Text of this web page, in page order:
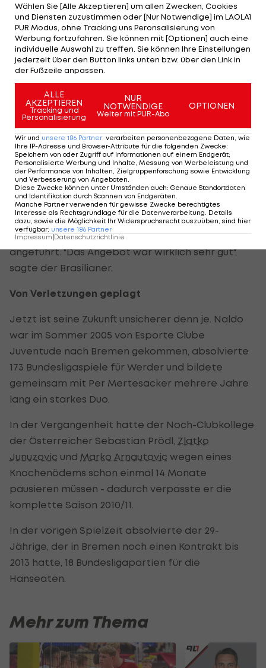
Der ärztliche Befund bei Naldo war für ihn kein
Riesenschock. "Nein, ich bin nicht überrascht",
erklärte der Bremer Clubchef im Trainingslager in
Zell am Ziller. "Wenn man einen 29-jährigen Spieler
hinzu.
Noch am Vortag hatte er erklärt, dass er den
Vertrag mit Naldo gerne verlängert hätte. "Aber
mit dem Angebot von Wolfsburg konnten wir
nicht konkurrieren", erläuterte der Werder-
Clubchef die Entscheidung für eine Ablösesumme
bei einem wechselwilligen Spieler.
Naldo hatte ebenfalls finanzielle Gründe
angeführt. "Das Angebot war wirklich sehr gut",
sagte der Brasilianer.
Von Verletzungen geplagt
Jetzt ist seine Zukunft unsicherer denn je. Naldo
war im Sommer 2005 von Esporte Clube
Juventude nach Bremen gekommen, absolvierte
173 Bundesligaspiele für Werder und bildete
gemeinsam mit Per Mertesacker mehrere Jahre
lang ein starkes Duo.
In der Vergangenheit hatte der Noch-Clubkollege
der Österreicher Sebastian Prödl, Zlatko
Junuzovic und Marko Arnautovic wegen eines
Knochenödems schon einmal 14 Monate
pausieren müssen - dadurch verpasste er die
komplette Saison 2010/11.
In der vorigen Spielzeit absolvierte der 29-
Jährige, der in Bremen noch einen Kontrakt bis
2013 hatte, 18 Bundesligapartien für die
Hanseaten.
Mehr zum Thema
Wählen Sie [Alle Akzeptieren] um allen Zwecken, Cookies
und Diensten zuzustimmen oder [Nur Notwendige] im LAOLA1
PUR Modus, ohne Tracking uns Peronsalisierung von
Werbung fortzufahren. Sie können mit [Optionen] auch eine
individuelle Auswahl zu treffen. Sie können Ihre Einstellungen
jederzeit über den Button links unten bzw. über den Link in
der Fußzeile anpassen.
ALLE
AKZEPTIEREN
Tracking und
Personalisierung
NUR
NOTWENDIGE
Weiter mit PUR-Abo
OPTIONEN
Wir und unsere 186 Partner verarbeiten personenbezogene Daten, wie
Ihre IP-Adresse und Browser-Attribute für die folgenden Zwecke:
Speichern von oder Zugriff auf Informationen auf einem Endgerät;
Personalisierte Werbung und Inhalte, Messung von Werbeleistung und
der Performance von Inhalten, Zielgruppenforschung sowie Entwicklung
und Verbesserung von Angeboten
Diese Zwecke können unter Umständen auch: Genaue Standortdaten
und Identifikation durch Scannen von Endgeräten
Manche Partner verwenden für gewisse Zwecke berechtigtes
Interesse als Rechtsgrundlage für die Datenverarbeitung. Details
dazu, sowie die Möglichkeit Ihr Widerspruchsrecht auszuüben, sind hier
verfügbar: unsere 186 Partner
Impressum|Datenschutzrichtlinie